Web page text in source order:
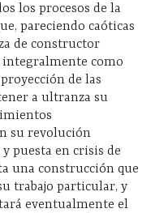
los procesos de la
pareciendo caóticas
de constructor
integralmente como
de las
a ultranza su
su revolución
puesta en crisis de
una construcción que
trabajo particular, y
eventualmente el